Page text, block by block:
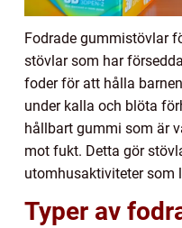
Fodrade gummistövlar
stövlar som har
foder för att hålla
under kalla och blöta
hållbart gummi som är
mot fukt. Detta gör
utomhusaktiviteter som
Typer av